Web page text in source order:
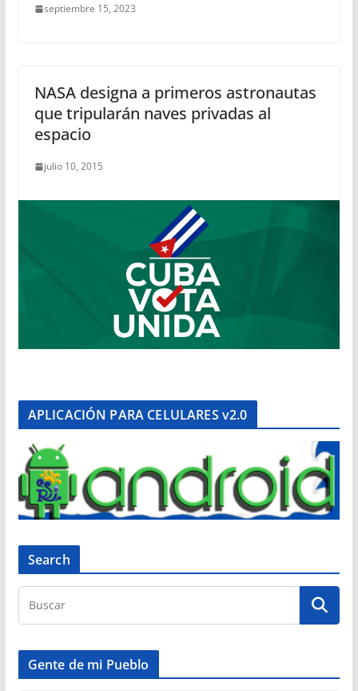
septiembre 15, 2023
NASA designa a primeros astronautas
que tripularán naves privadas al
espacio
julio 10, 2015
APLICACIÓN PARA CELULARES v2.0
Search
Gente de mi Pueblo